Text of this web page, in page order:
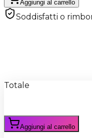
Aggiungi al carrello
Soddisfatti o
Totale
Aggiungi al carrello